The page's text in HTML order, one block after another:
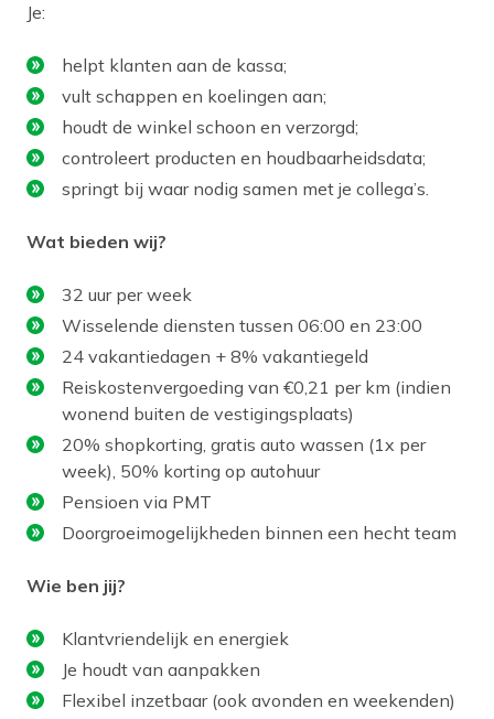
Je:
helpt klanten aan de kassa;
vult schappen en koelingen aan;
houdt de winkel schoon en verzorgd;
controleert producten en houdbaarheidsdata;
springt bij waar nodig samen met je collega’s.
Wat bieden wij?
32 uur per week
Wisselende diensten tussen 06:00 en 23:00
24 vakantiedagen + 8% vakantiegeld
Reiskostenvergoeding van €0,21 per km (indien
wonend buiten de vestigingsplaats)
20% shopkorting, gratis auto wassen (1x per
week), 50% korting op autohuur
Pensioen via PMT
Doorgroeimogelijkheden binnen een hecht team
Wie ben jij?
Klantvriendelijk en energiek
Je houdt van aanpakken
Flexibel inzetbaar (ook avonden en weekenden)